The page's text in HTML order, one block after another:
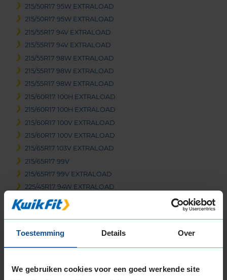
Toestemming Details Over
We gebruiken cookies voor een goed werkende site
215/50R17 95W EXTRALOAD
215/50R17 95W EXTRALOAD
215/55R17 94V EXTRALOAD
215/55R17 94V EXTRALOAD
215/55R17 98W EXTRALOAD
215/55R17 98W EXTRALOAD
215/55R17 98W EXTRALOAD
215/60R17 100H EXTRALOAD
215/60R17 100H EXTRALOAD
215/60R17 100V EXTRALOAD
215/60R17 100V EXTRALOAD
215/65R17 103V EXTRALOAD
215/65R17 99V
215/65R17 99V EXTRALOAD
225/45R17 94W EXTRALOAD
225/45R17 94W EXTRALOAD RUNFLAT
225/50R17 98W EXTRALOAD
225/55R17 101W EXTRALOAD